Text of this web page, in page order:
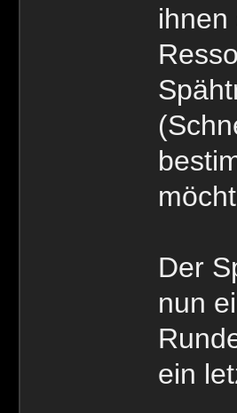
ihnen
Der
nun
ein